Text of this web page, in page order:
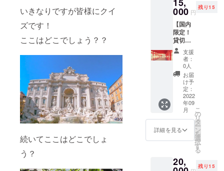
いきなりですが皆様にクイ
ズです！
ここはどこでしょう？？
続いてここはどこでしょ
う？
たネッ
トワー
ク環境
が必要
です。
無料会
員登
式LINE
友だち
追加が
必須で
す。 ※
ツアー
参加に
はPC・
スマ
ホ・タ
ブレッ
トなど
イスと
安定し
ク環境
１２０
分のツ
アーに
参加可
能（３
回） ・
予約方
法：当
社公式
HPより
事前予
約制 ・
ツアー
参加条
件 ・
「リ
旅！の
をお届
けしま
す。 ・
家族、
友人、
知人へ
の贈り
物とし
てもご
利用可
能で
す。
（贈り
物の際
には、
備考欄
せくだ
さ
000 円
残り15
【国内
限定！
貸切リ
アルツ
アー】
・日本
国内の
ガイド
さんを
３時間
貸切で
各地を
ご案内
するリ
アル
パーソ
アー ・
知識・
支援
者：
0人
お届
け予
定：
2022
年09
月
詳細を見る
こ
の
リ
タ
ー
ン
を
選
択
す
る
20, 残り15